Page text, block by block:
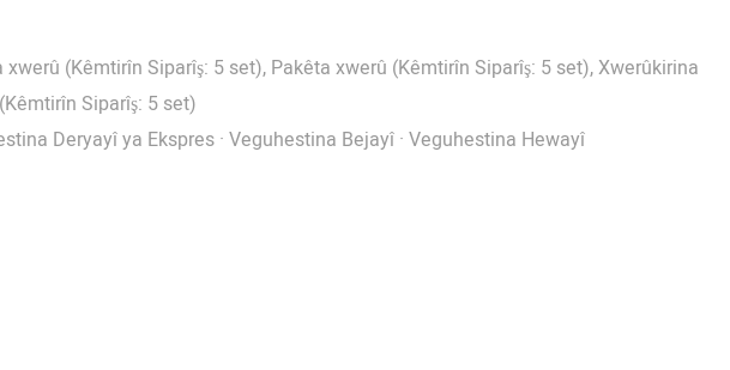
xwerû (Kêmtirîn Siparîş: 5 set), Pakêta xwerû (Kêmtirîn Siparîş: 5 set), Xwerûkirina
Siparîş: 5 set)
Deryayî ya Ekspres · Veguhestina Bejayî · Veguhestina Hewayî